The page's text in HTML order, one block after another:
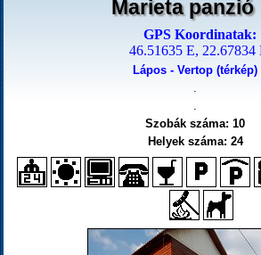
Marieta panzió
GPS Koordinatak:
46.51635 E, 22.67834
Lápos - Vertop (térkép)
.
.
Szobák száma: 10
Helyek száma: 24